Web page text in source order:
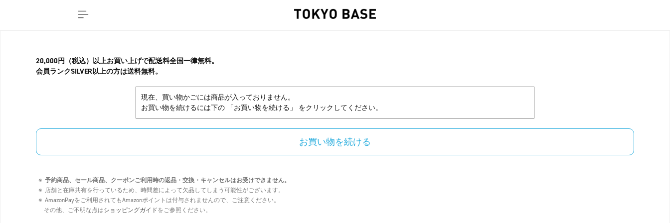
20,000円（税込）以上お買い上げで配送料全国一律無料。
会員ランクSILVER以上の方は送料無料。
現在、買い物かごには商品が入っておりません。
お買い物を続けるには下の 「お買い物を続ける」 をクリックしてください。
予約商品、セール商品、クーポンご利用時の返品・交換・キャンセルはお受けできません。
店舗と在庫共有を行っているため、時間差によって欠品してしまう可能性がございます。
AmazonPayをご利用されてもAmazonポイントは付与されませんので、ご注意ください。
その他、ご不明な点はショッピングガイドをご参照ください。